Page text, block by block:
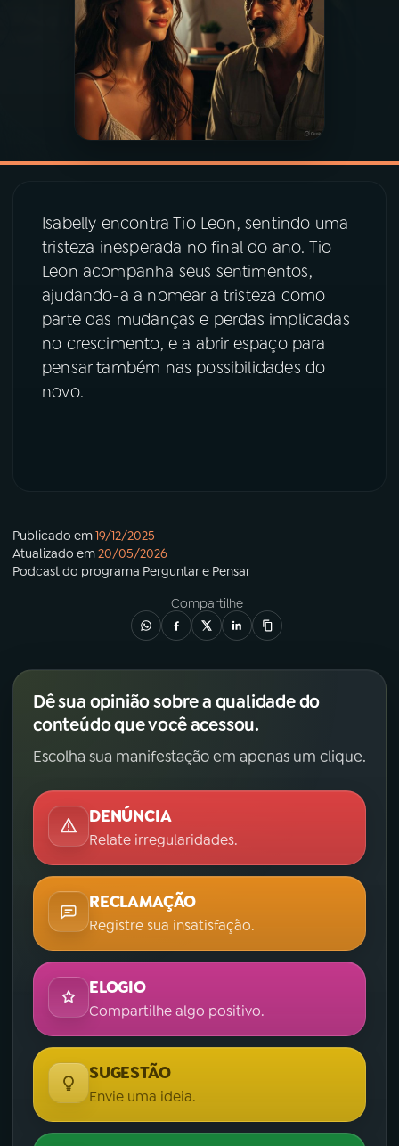
PODCASTS
VIDEOCASTS
07ÚLTIMAS
08PRÊMIO RÁDIO MEC
ACOMPANHE A RÁDIO MEC
YouTube Facebook
Instagram X
Isabelly encontra Tio Leon, sentindo uma
tristeza inesperada no final do ano. Tio
Leon acompanha seus sentimentos,
ajudando-a a nomear a tristeza como
parte das mudanças e perdas implicadas
no crescimento, e a abrir espaço para
pensar também nas possibilidades do
novo.
Publicado em19/12/2025
Atualizado em20/05/2026
Podcastdo programa Perguntar e Pensar
Compartilhe
Dê sua opinião sobre a qualidade do
conteúdo que você acessou.
Escolha sua manifestação em apenas um clique.
DENÚNCIA
Relate irregularidades.
RECLAMAÇÃO
Registre sua insatisfação.
ELOGIO
Compartilhe algo positivo.
SUGESTÃO
Envie uma ideia.